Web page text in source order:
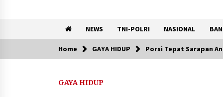
NEWS TNI-POLRI NASIONAL
Trending Now
Home GAYA HIDUP Porsi Tepat Sarapan
GAYA HIDUP